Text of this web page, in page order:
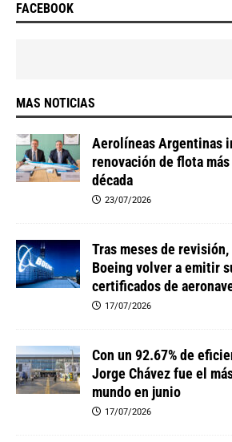
FACEBOOK
MAS NOTICIAS
Aerolíneas Argentinas
renovación de flota
década
23/07/2026
Tras meses de
Boeing volver a emitir
certificados de
17/07/2026
Con un 92.67% de
Jorge Chávez fue el
mundo en junio
17/07/2026